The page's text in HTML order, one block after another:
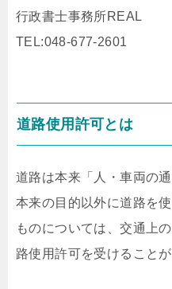
行政書士事務所REAL
TEL:048-677-2601
道路使用許可とは
道路は本来「人・車両の
本来の目的以外に道路を
ものについては、交通上
路使用許可を受けることが